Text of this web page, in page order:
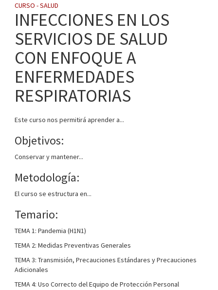
CURSO - SALUD
INFECCIONES EN LOS
SERVICIOS DE SALUD
CON ENFOQUE A
ENFERMEDADES
RESPIRATORIAS
Este curso nos permitirá aprender a...
Objetivos:
Conservar y mantener...
Metodología:
El curso se estructura en...
Temario:
TEMA 1: Pandemia (H1N1)
TEMA 2: Medidas Preventivas Generales
TEMA 3: Transmisión, Precauciones Estándares y Precauciones
Adicionales
TEMA 4: Uso Correcto del Equipo de Protección Personal